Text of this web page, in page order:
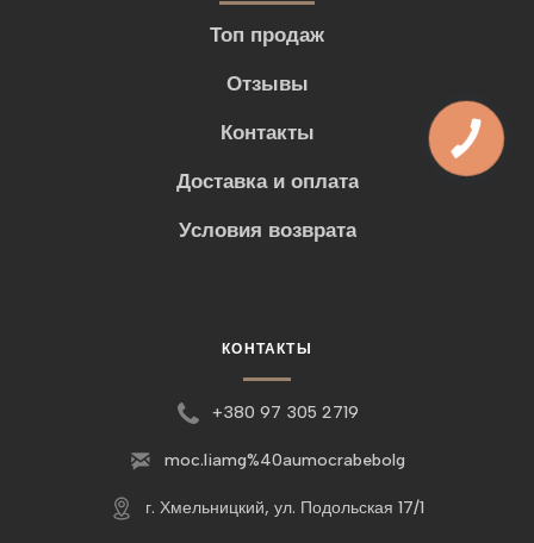
Топ продаж
Отзывы
Контакты
Доставка и оплата
Условия возврата
КОНТАКТЫ
+380 97 305 2719
moc.liamg%40aumocrabebolg
г. Хмельницкий, ул. Подольская 17/1